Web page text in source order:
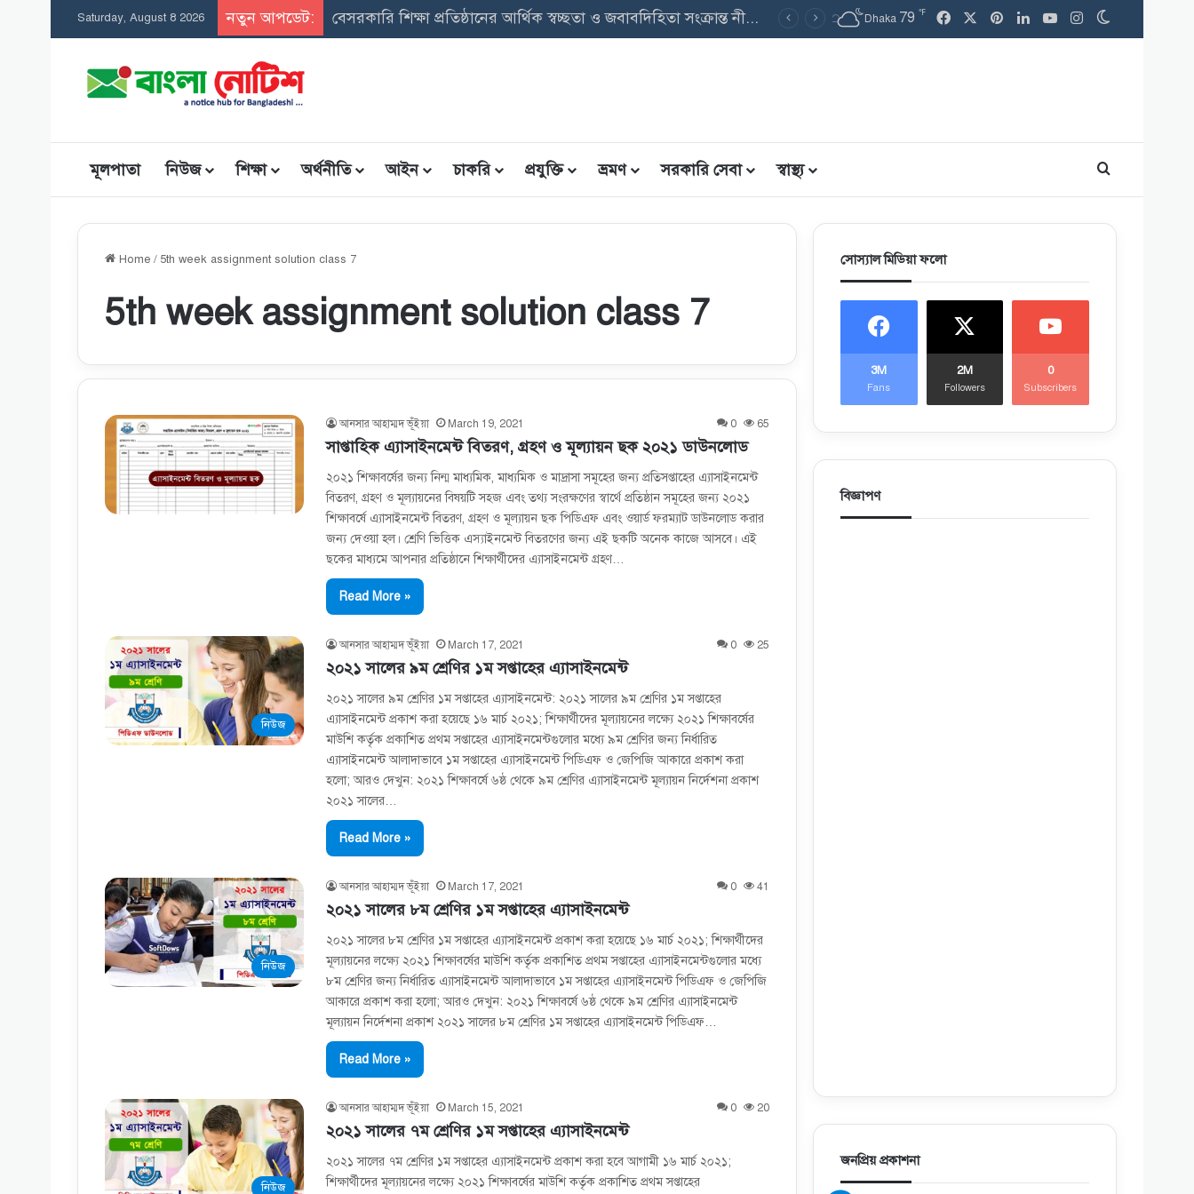
Saturday, August 8 2026 নতুন আপডেট: সমন্বিত উপবৃত্তি তথ্য ফরম: শিক্ষার্থীদের তথ্য এন্ট্রি ফরম PDF ডাউনলোড Dhaka 79 ℉ Facebook PinterestLinkedInYouTubeInstagram
মূলপাতা নিউজ শিক্ষা অর্থনীতি আইন চাকরি প্রযুক্তি ভ্রমণ সরকারি সেবা স্বাস্থ্য Search for
Home / 5th week assignment solution class 7
5th week assignment solution class 7
আনসার আহাম্মদ ভূঁইয়া March 19, 2021 0 65
সাপ্তাহিক এ্যাসাইনমেন্ট বিতরণ, গ্রহণ ও মূল্যায়ন ছক ২০২১ ডাউনলোড
২০২১ শিক্ষাবর্ষের জন্য নিন্ম মাধ্যমিক, মাধ্যমিক ও মাদ্রাসা সমূহের জন্য প্রতিসপ্তাহের এ্যাসাইনমেন্ট
বিতরণ, গ্রহণ ও মূল্যায়নের বিষয়টি সহজ এবং তথ্য সংরক্ষণের স্বার্থে প্রতিষ্ঠান সমূহের জন্য ২০২১
শিক্ষাবর্ষে এ্যাসাইনমেন্ট বিতরণ, গ্রহণ ও মূল্যায়ন ছক পিডিএফ এবং ওয়ার্ড ফরম্যাট ডাউনলোড করার
জন্য দেওয়া হল। শ্রেণি ভিত্তিক এস্যাইনমেন্ট বিতরণের জন্য এই ছকটি অনেক কাজে আসবে। এই
ছকের মাধ্যমে আপনার প্রতিষ্ঠানে শিক্ষার্থীদের এ্যাসাইনমেন্ট গ্রহণ…
Read More »
নিউজ
আনসার আহাম্মদ ভূঁইয়া March 17, 2021 0 25
২০২১ সালের ৯ম শ্রেণির ১ম সপ্তাহের এ্যাসাইনমেন্ট
২০২১ সালের ৯ম শ্রেণির ১ম সপ্তাহের এ্যাসাইনমেন্ট: ২০২১ সালের ৯ম শ্রেণির ১ম সপ্তাহের
এ্যাসাইনমেন্ট প্রকাশ করা হয়েছে ১৬ মার্চ ২০২১; শিক্ষার্থীদের মূল্যায়নের লক্ষ্যে ২০২১ শিক্ষাবর্ষের
মাউশি কর্তৃক প্রকাশিত প্রথম সপ্তাহের এ্যাসাইনমেন্টগুলোর মধ্যে ৯ম শ্রেণির জন্য নির্ধারিত
এ্যাসাইনমেন্ট আলাদাভাবে ১ম সপ্তাহের এ্যাসাইনমেন্ট পিডিএফ ও জেপিজি আকারে প্রকাশ করা
হলো; আরও দেখুন: ২০২১ শিক্ষাবর্ষে ৬ষ্ঠ থেকে ৯ম শ্রেণির এ্যাসাইনমেন্ট মূল্যায়ন নির্দেশনা প্রকাশ
২০২১ সালের…
Read More »
নিউজ
আনসার আহাম্মদ ভূঁইয়া March 17, 2021 0 41
২০২১ সালের ৮ম শ্রেণির ১ম সপ্তাহের এ্যাসাইনমেন্ট
২০২১ সালের ৮ম শ্রেণির ১ম সপ্তাহের এ্যাসাইনমেন্ট প্রকাশ করা হয়েছে ১৬ মার্চ ২০২১; শিক্ষার্থীদের
মূল্যায়নের লক্ষ্যে ২০২১ শিক্ষাবর্ষের মাউশি কর্তৃক প্রকাশিত প্রথম সপ্তাহের এ্যাসাইনমেন্টগুলোর মধ্যে
৮ম শ্রেণির জন্য নির্ধারিত এ্যাসাইনমেন্ট আলাদাভাবে ১ম সপ্তাহের এ্যাসাইনমেন্ট পিডিএফ ও জেপিজি
আকারে প্রকাশ করা হলো; আরও দেখুন: ২০২১ শিক্ষাবর্ষে ৬ষ্ঠ থেকে ৯ম শ্রেণির এ্যাসাইনমেন্ট
মূল্যায়ন নির্দেশনা প্রকাশ ২০২১ সালের ৮ম শ্রেণির ১ম সপ্তাহের এ্যাসাইনমেন্ট পিডিএফ…
Read More »
নিউজ
আনসার আহাম্মদ ভূঁইয়া March 15, 2021 0 20
২০২১ সালের ৭ম শ্রেণির ১ম সপ্তাহের এ্যাসাইনমেন্ট
২০২১ সালের ৭ম শ্রেণির ১ম সপ্তাহের এ্যাসাইনমেন্ট প্রকাশ করা হবে আগামী ১৬ মার্চ ২০২১;
শিক্ষার্থীদের মূল্যায়নের লক্ষ্যে ২০২১ শিক্ষাবর্ষের মাউশি কর্তৃক প্রকাশিত প্রথম সপ্তাহের
সোস্যাল মিডিয়া ফলো
3M
Fans
2M
Followers
0
Subscribers
বিজ্ঞাপণ
জনপ্রিয় প্রকাশনা